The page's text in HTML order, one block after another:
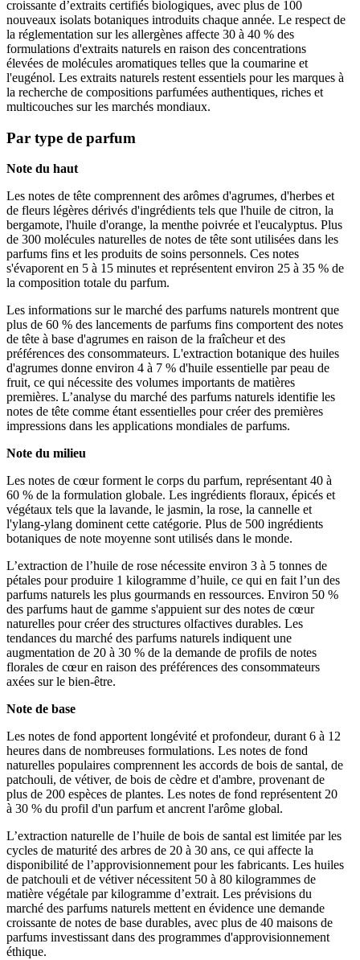
croissante d’extraits certifiés biologiques, avec plus de 100
nouveaux isolats botaniques introduits chaque année. Le respect de
la réglementation sur les allergènes affecte 30 à 40 % des
formulations d'extraits naturels en raison des concentrations
élevées de molécules aromatiques telles que la coumarine et
l'eugénol. Les extraits naturels restent essentiels pour les marques à
la recherche de compositions parfumées authentiques, riches et
multicouches sur les marchés mondiaux.
Par type de parfum
Note du haut
Les notes de tête comprennent des arômes d'agrumes, d'herbes et
de fleurs légères dérivés d'ingrédients tels que l'huile de citron, la
bergamote, l'huile d'orange, la menthe poivrée et l'eucalyptus. Plus
de 300 molécules naturelles de notes de tête sont utilisées dans les
parfums fins et les produits de soins personnels. Ces notes
s'évaporent en 5 à 15 minutes et représentent environ 25 à 35 % de
la composition totale du parfum.
Les informations sur le marché des parfums naturels montrent que
plus de 60 % des lancements de parfums fins comportent des notes
de tête à base d'agrumes en raison de la fraîcheur et des
préférences des consommateurs. L'extraction botanique des huiles
d'agrumes donne environ 4 à 7 % d'huile essentielle par peau de
fruit, ce qui nécessite des volumes importants de matières
premières. L’analyse du marché des parfums naturels identifie les
notes de tête comme étant essentielles pour créer des premières
impressions dans les applications mondiales de parfums.
Note du milieu
Les notes de cœur forment le corps du parfum, représentant 40 à
60 % de la formulation globale. Les ingrédients floraux, épicés et
végétaux tels que la lavande, le jasmin, la rose, la cannelle et
l'ylang-ylang dominent cette catégorie. Plus de 500 ingrédients
botaniques de note moyenne sont utilisés dans le monde.
L’extraction de l’huile de rose nécessite environ 3 à 5 tonnes de
pétales pour produire 1 kilogramme d’huile, ce qui en fait l’un des
parfums naturels les plus gourmands en ressources. Environ 50 %
des parfums haut de gamme s'appuient sur des notes de cœur
naturelles pour créer des structures olfactives durables. Les
tendances du marché des parfums naturels indiquent une
augmentation de 20 à 30 % de la demande de profils de notes
florales de cœur en raison des préférences des consommateurs
axées sur le bien-être.
Note de base
Les notes de fond apportent longévité et profondeur, durant 6 à 12
heures dans de nombreuses formulations. Les notes de fond
naturelles populaires comprennent les accords de bois de santal, de
patchouli, de vétiver, de bois de cèdre et d'ambre, provenant de
plus de 200 espèces de plantes. Les notes de fond représentent 20
à 30 % du profil d'un parfum et ancrent l'arôme global.
L’extraction naturelle de l’huile de bois de santal est limitée par les
cycles de maturité des arbres de 20 à 30 ans, ce qui affecte la
disponibilité de l’approvisionnement pour les fabricants. Les huiles
de patchouli et de vétiver nécessitent 50 à 80 kilogrammes de
matière végétale par kilogramme d’extrait. Les prévisions du
marché des parfums naturels mettent en évidence une demande
croissante de notes de base durables, avec plus de 40 maisons de
parfums investissant dans des programmes d'approvisionnement
éthique.